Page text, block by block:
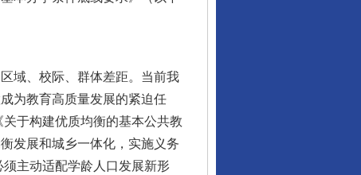
域、校际、群体差距。当前我
为教育高质量发展的紧迫任
于构建优质均衡的基本公共教
发展和城乡一体化，实施义务
主动适配学龄人口发展新形
行业协会接连发公告